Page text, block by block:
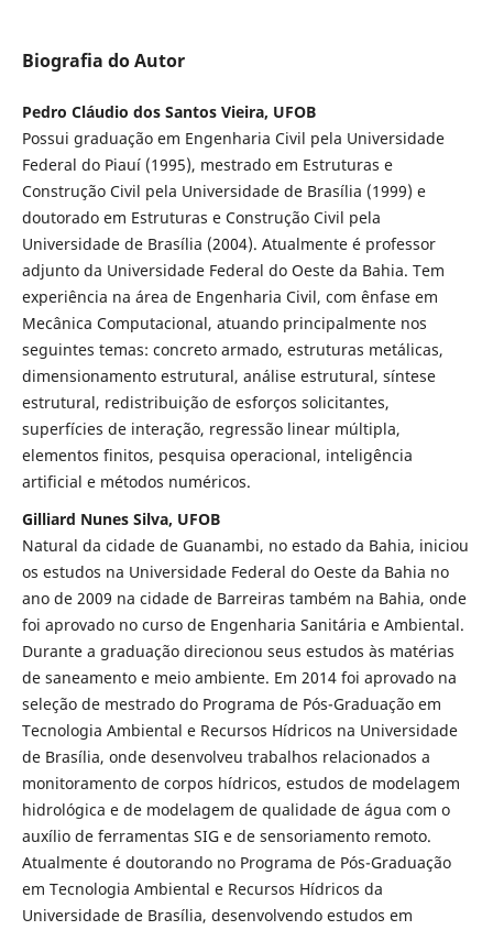
Biografia do Autor
Pedro Cláudio dos Santos Vieira, UFOB
Possui graduação em Engenharia Civil pela Universidade
Federal do Piauí (1995), mestrado em Estruturas e
Construção Civil pela Universidade de Brasília (1999) e
doutorado em Estruturas e Construção Civil pela
Universidade de Brasília (2004). Atualmente é professor
adjunto da Universidade Federal do Oeste da Bahia. Tem
experiência na área de Engenharia Civil, com ênfase em
Mecânica Computacional, atuando principalmente nos
seguintes temas: concreto armado, estruturas metálicas,
dimensionamento estrutural, análise estrutural, síntese
estrutural, redistribuição de esforços solicitantes,
superfícies de interação, regressão linear múltipla,
elementos finitos, pesquisa operacional, inteligência
artificial e métodos numéricos.
Gilliard Nunes Silva, UFOB
Natural da cidade de Guanambi, no estado da Bahia, iniciou
os estudos na Universidade Federal do Oeste da Bahia no
ano de 2009 na cidade de Barreiras também na Bahia, onde
foi aprovado no curso de Engenharia Sanitária e Ambiental.
Durante a graduação direcionou seus estudos às matérias
de saneamento e meio ambiente. Em 2014 foi aprovado na
seleção de mestrado do Programa de Pós-Graduação em
Tecnologia Ambiental e Recursos Hídricos na Universidade
de Brasília, onde desenvolveu trabalhos relacionados a
monitoramento de corpos hídricos, estudos de modelagem
hidrológica e de modelagem de qualidade de água com o
auxílio de ferramentas SIG e de sensoriamento remoto.
Atualmente é doutorando no Programa de Pós-Graduação
em Tecnologia Ambiental e Recursos Hídricos da
Universidade de Brasília, desenvolvendo estudos em